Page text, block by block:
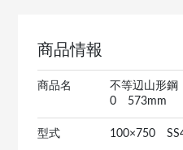
商品情報
商品名
不等辺山形
0 573mm
型式 100×750